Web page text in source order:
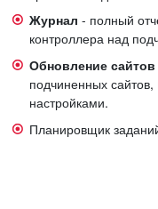
Журнал - полный
контроллера над
Обновление сайтов
подчиненных сайтов,
настройками.
Планировщик